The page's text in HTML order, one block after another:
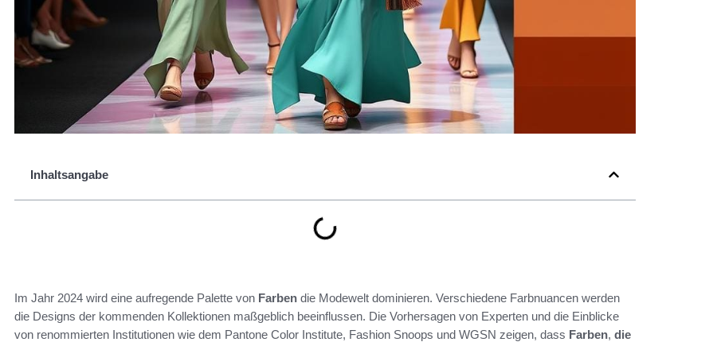
Inhaltsangabe
Im Jahr 2024 wird eine aufregende Palette von Farben die Modewelt dominieren. Verschiedene Farbnuancen werden
die Designs der kommenden Kollektionen maßgeblich beeinflussen. Die Vorhersagen von Experten und die Einblicke
von renommierten Institutionen wie dem Pantone Color Institute, Fashion Snoops und WGSN zeigen, dass Farben, die